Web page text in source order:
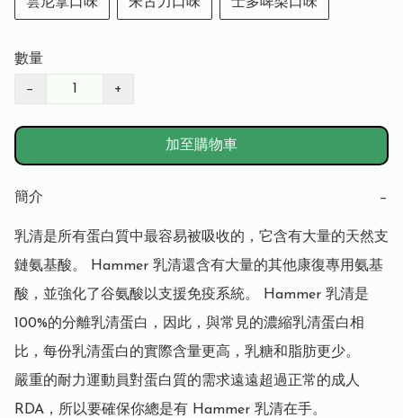
數量
− +
加至購物車
簡介 −
乳清是所有蛋白質中最容易被吸收的，它含有大量的天然支
鏈氨基酸。 Hammer 乳清還含有大量的其他康復專用氨基
酸，並強化了谷氨酸以支援免疫系統。 Hammer 乳清是
100%的分離乳清蛋白，因此，與常見的濃縮乳清蛋白相
比，每份乳清蛋白的實際含量更高，乳糖和脂肪更少。
嚴重的耐力運動員對蛋白質的需求遠遠超過正常的成人
RDA，所以要確保你總是有 Hammer 乳清在手。